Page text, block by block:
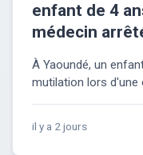
enfant de 4
médecin
À Yaoundé, un
mutilation lors d'une
il y a 2 jours